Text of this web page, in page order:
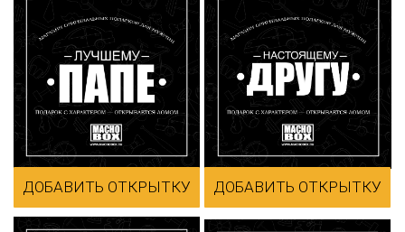
ДОБАВИТЬ ОТКРЫТКУ ДОБАВИТЬ ОТКРЫТКУ